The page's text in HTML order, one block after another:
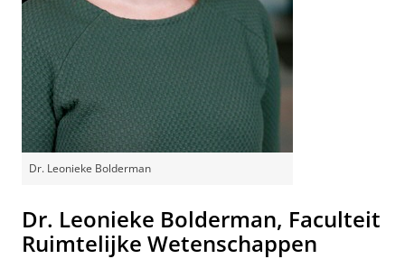
Dr. Leonieke Bolderman
Dr. Leonieke Bolderman, Faculteit
Ruimtelijke Wetenschappen